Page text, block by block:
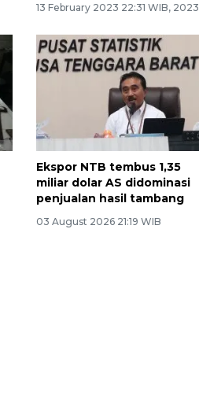
13 February 2023 22:31 WIB, 2023
Ekspor NTB tembus 1,35
miliar dolar AS didominasi
penjualan hasil tambang
03 August 2026 21:19 WIB